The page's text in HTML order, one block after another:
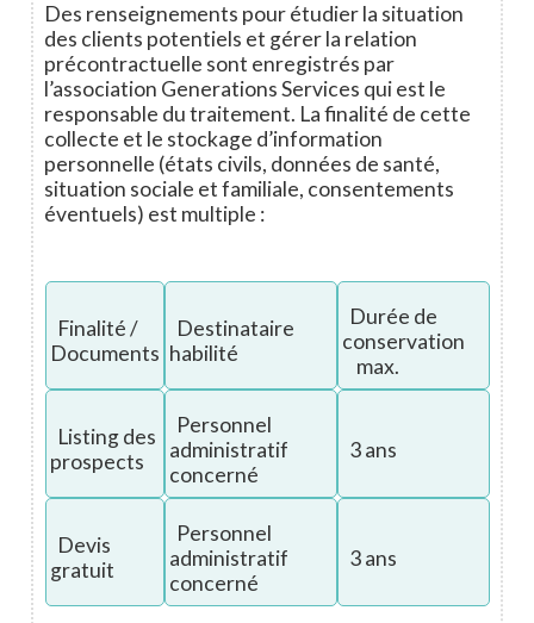
Des renseignements pour étudier la situation
des clients potentiels et gérer la relation
précontractuelle sont enregistrés par
l’association Generations Services qui est le
responsable du traitement. La finalité de cette
collecte et le stockage d’information
personnelle (états civils, données de santé,
situation sociale et familiale, consentements
éventuels) est multiple :
Finalité /
Documents
Destinataire
habilité
Durée de
conservation
max.
Listing des
prospects
Personnel
administratif
concerné
3 ans
Devis
gratuit
Personnel
administratif
concerné
3 ans